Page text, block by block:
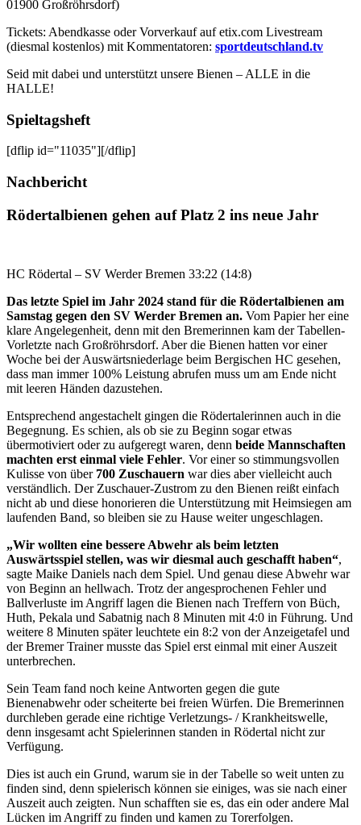
01900 Großröhrsdorf)
Tickets: Abendkasse oder Vorverkauf auf etix.com Livestream
(diesmal kostenlos) mit Kommentatoren: sportdeutschland.tv
Seid mit dabei und unterstützt unsere Bienen – ALLE in die
HALLE!
Spieltagsheft
[dflip id="11035"][/dflip]
Nachbericht
Rödertalbienen gehen auf Platz 2 ins neue Jahr
HC Rödertal – SV Werder Bremen 33:22 (14:8)
Das letzte Spiel im Jahr 2024 stand für die Rödertalbienen am
Samstag gegen den SV Werder Bremen an. Vom Papier her eine
klare Angelegenheit, denn mit den Bremerinnen kam der Tabellen-
Vorletzte nach Großröhrsdorf. Aber die Bienen hatten vor einer
Woche bei der Auswärtsniederlage beim Bergischen HC gesehen,
dass man immer 100% Leistung abrufen muss um am Ende nicht
mit leeren Händen dazustehen.
Entsprechend angestachelt gingen die Rödertalerinnen auch in die
Begegnung. Es schien, als ob sie zu Beginn sogar etwas
übermotiviert oder zu aufgeregt waren, denn beide Mannschaften
machten erst einmal viele Fehler. Vor einer so stimmungsvollen
Kulisse von über 700 Zuschauern war dies aber vielleicht auch
verständlich. Der Zuschauer-Zustrom zu den Bienen reißt einfach
nicht ab und diese honorieren die Unterstützung mit Heimsiegen am
laufenden Band, so bleiben sie zu Hause weiter ungeschlagen.
„Wir wollten eine bessere Abwehr als beim letzten
Auswärtsspiel stellen, was wir diesmal auch geschafft haben“,
sagte Maike Daniels nach dem Spiel. Und genau diese Abwehr war
von Beginn an hellwach. Trotz der angesprochenen Fehler und
Ballverluste im Angriff lagen die Bienen nach Treffern von Büch,
Huth, Pekala und Sabatnig nach 8 Minuten mit 4:0 in Führung. Und
weitere 8 Minuten später leuchtete ein 8:2 von der Anzeigetafel und
der Bremer Trainer musste das Spiel erst einmal mit einer Auszeit
unterbrechen.
Sein Team fand noch keine Antworten gegen die gute
Bienenabwehr oder scheiterte bei freien Würfen. Die Bremerinnen
durchleben gerade eine richtige Verletzungs- / Krankheitswelle,
denn insgesamt acht Spielerinnen standen in Rödertal nicht zur
Verfügung.
Dies ist auch ein Grund, warum sie in der Tabelle so weit unten zu
finden sind, denn spielerisch können sie einiges, was sie nach einer
Auszeit auch zeigten. Nun schafften sie es, das ein oder andere Mal
Lücken im Angriff zu finden und kamen zu Torerfolgen.